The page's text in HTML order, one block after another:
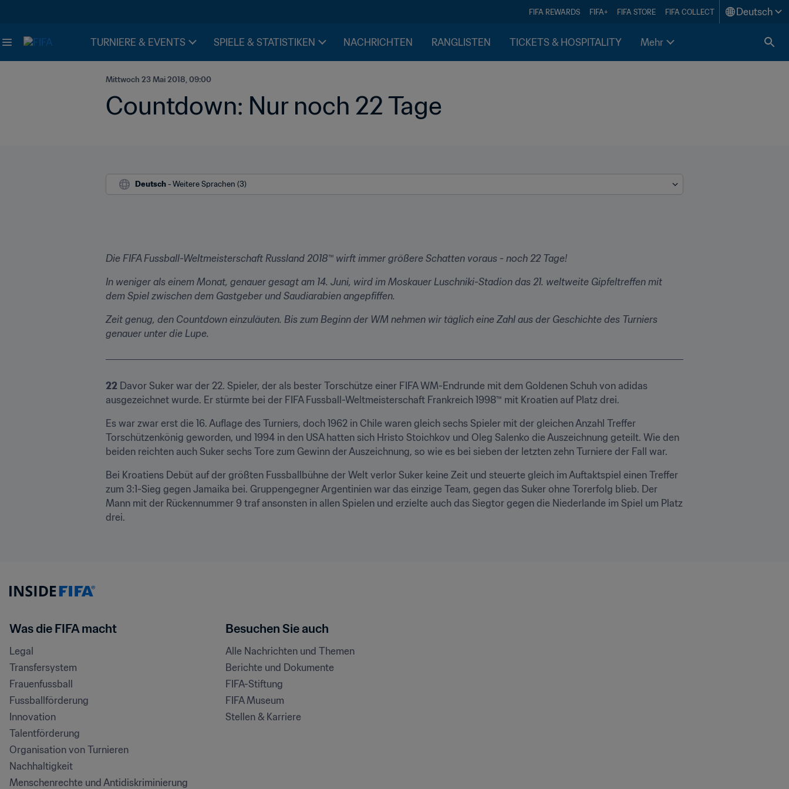
FIFA REWARDS FIFA+ FIFA STORE FIFA COLLECT Deutsch
TURNIERE & EVENTS SPIELE & STATISTIKEN NACHRICHTEN RANGLISTEN TICKETS & HOSPITALITY Mehr
Mittwoch 23 Mai 2018, 09:00
Countdown: Nur noch 22 Tage
Deutsch - Weitere Sprachen (3)
Die FIFA Fussball-Weltmeisterschaft Russland 2018™ wirft immer größere Schatten voraus - noch 22 Tage!
​​In weniger als einem Monat, genauer gesagt am 14. Juni, wird im Moskauer Luschniki-Stadion das 21. weltweite Gipfeltreffen mit
dem Spiel zwischen dem Gastgeber und Saudiarabien angepfiffen.
Zeit genug, den Countdown einzuläuten. Bis zum Beginn der WM nehmen wir täglich eine Zahl aus der Geschichte des Turniers
genauer unter die Lupe.
22 Davor Suker war der 22. Spieler, der als bester Torschütze einer FIFA WM-Endrunde mit dem Goldenen Schuh von adidas
ausgezeichnet wurde. Er stürmte bei der FIFA Fussball-Weltmeisterschaft Frankreich 1998™ mit Kroatien auf Platz drei.
Es war zwar erst die 16. Auflage des Turniers, doch 1962 in Chile waren gleich sechs Spieler mit der gleichen Anzahl Treffer
Torschützenkönig geworden, und 1994 in den USA hatten sich Hristo Stoichkov und Oleg Salenko die Auszeichnung geteilt. Wie den
beiden reichten auch Suker sechs Tore zum Gewinn der Auszeichnung, so wie es bei sieben der letzten zehn Turniere der Fall war.
Bei Kroatiens Debüt auf der größten Fussballbühne der Welt verlor Suker keine Zeit und steuerte gleich im Auftaktspiel einen Treffer
zum 3:1-Sieg gegen Jamaika bei. Gruppengegner Argentinien war das einzige Team, gegen das Suker ohne Torerfolg blieb. Der
Mann mit der Rückennummer 9 traf ansonsten in allen Spielen und erzielte auch das Siegtor gegen die Niederlande im Spiel um Platz
drei.
Was die FIFA macht
Legal
Transfersystem
Frauenfussball
Fussballförderung
Innovation
Talentförderung
Organisation von Turnieren
Nachhaltigkeit
Menschenrechte und Antidiskriminierung
Besuchen Sie auch
Alle Nachrichten und Themen
Berichte und Dokumente
FIFA-Stiftung
FIFA Museum
Stellen & Karriere